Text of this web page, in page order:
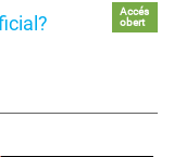
Accés
obert